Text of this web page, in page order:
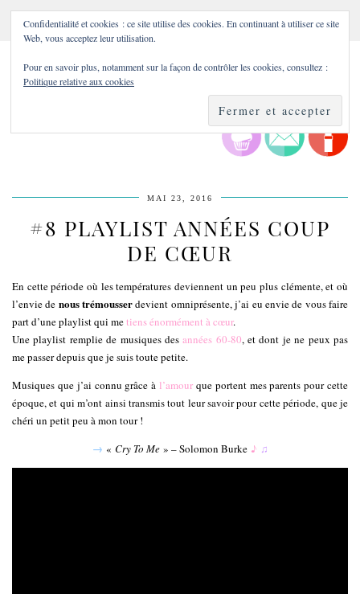
MAI 23, 2016
#8 PLAYLIST ANNÉES COUP
DE CŒUR
En cette période où les températures deviennent un peu plus clémente, et où
l’envie de nous trémousserdevient omniprésente, j’ai eu envie de vous faire
part d’une playlist qui metiens énormément à cœur.
Une playlist remplie de musiques desannées 60-80, et dont je ne peux pas
me passer depuis que je suis toute petite.
Musiques que j’ai connu grâce à l’amour que portent mes parents pour cette
époque, et qui m’ont ainsi transmis tout leur savoir pour cette période, que je
chéri un petit peu à mon tour !
→ « Cry To Me» – Solomon Burke ♪ ♫
Confidentialité et cookies : ce site utilise des cookies. En continuant à utiliser ce site
Web, vous acceptez leur utilisation.
Pour en savoir plus, notamment sur la façon de contrôler les cookies, consultez :
Politique relative aux cookies